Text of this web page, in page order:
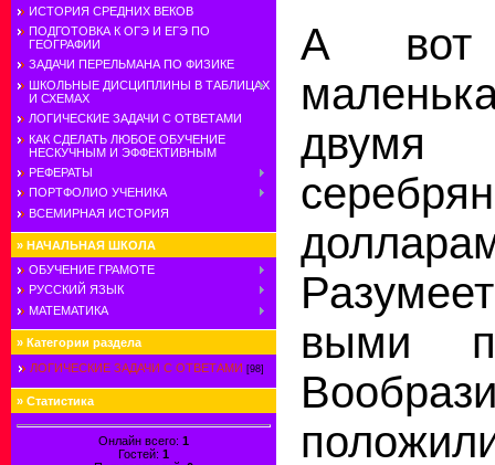
ИСТОРИЯ СРЕДНИХ ВЕКОВ
ПОДГОТОВКА К ОГЭ И ЕГЭ ПО
ГЕОГРАФИИ
ЗАДАЧИ ПЕРЕЛЬМАНА ПО ФИЗИКЕ
ШКОЛЬНЫЕ ДИСЦИПЛИНЫ В ТАБЛИЦАХ
И СХЕМАХ
ЛОГИЧЕСКИЕ ЗАДАЧИ С ОТВЕТАМИ
КАК СДЕЛАТЬ ЛЮБОЕ ОБУЧЕНИЕ
НЕСКУЧНЫМ И ЭФФЕКТИВНЫМ
РЕФЕРАТЫ
ПОРТФОЛИО УЧЕНИКА
ВСЕМИРНАЯ ИСТОРИЯ
» НАЧАЛЬНАЯ ШКОЛА
ОБУЧЕНИЕ ГРАМОТЕ
РУССКИЙ ЯЗЫК
МАТЕМАТИКА
» Категории раздела
ЛОГИЧЕСКИЕ ЗАДАЧИ С ОТВЕТАМИ [98]
» Статистика
Онлайн всего: 1
Гостей: 1
А вот
двумя
выми